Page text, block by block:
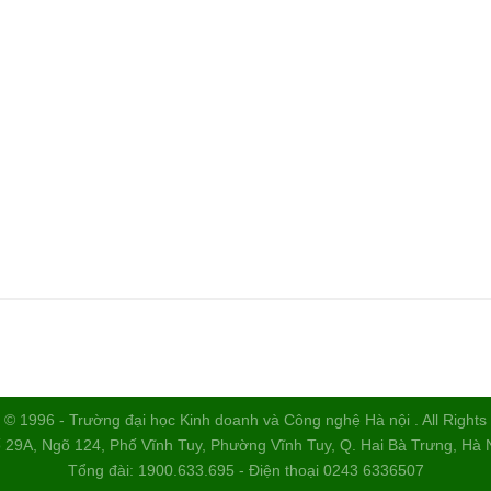
© 1996 - Trường đại học Kinh doanh và Công nghệ Hà nội . All Rights
29A, Ngõ 124, Phố Vĩnh Tuy, Phường Vĩnh Tuy, Q. Hai Bà Trưng, Hà
Tổng đài: 1900.633.695 - Điện thoại 0243 6336507